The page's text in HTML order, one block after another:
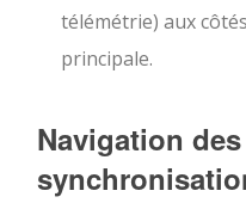
télémétrie) aux
principale.
Navigation